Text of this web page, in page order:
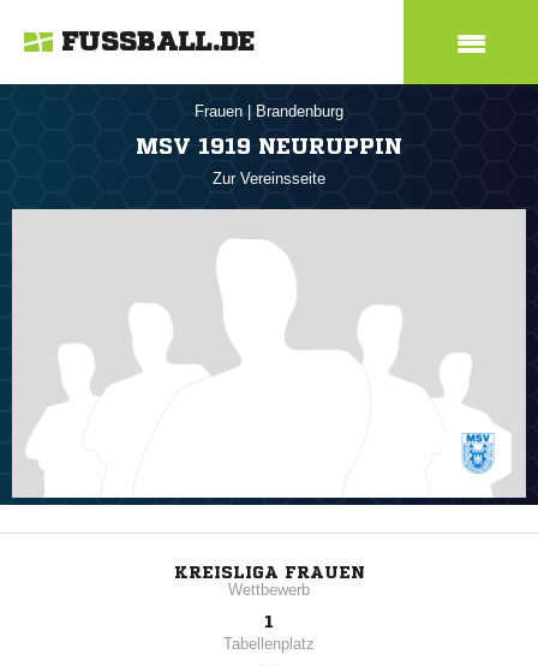
FUSSBALL.DE
Frauen Brandenburg
MSV 1919 NEURUPPIN
Zur Vereinsseite
KREISLIGA FRAUEN
Wettbewerb
1
Tabellenplatz